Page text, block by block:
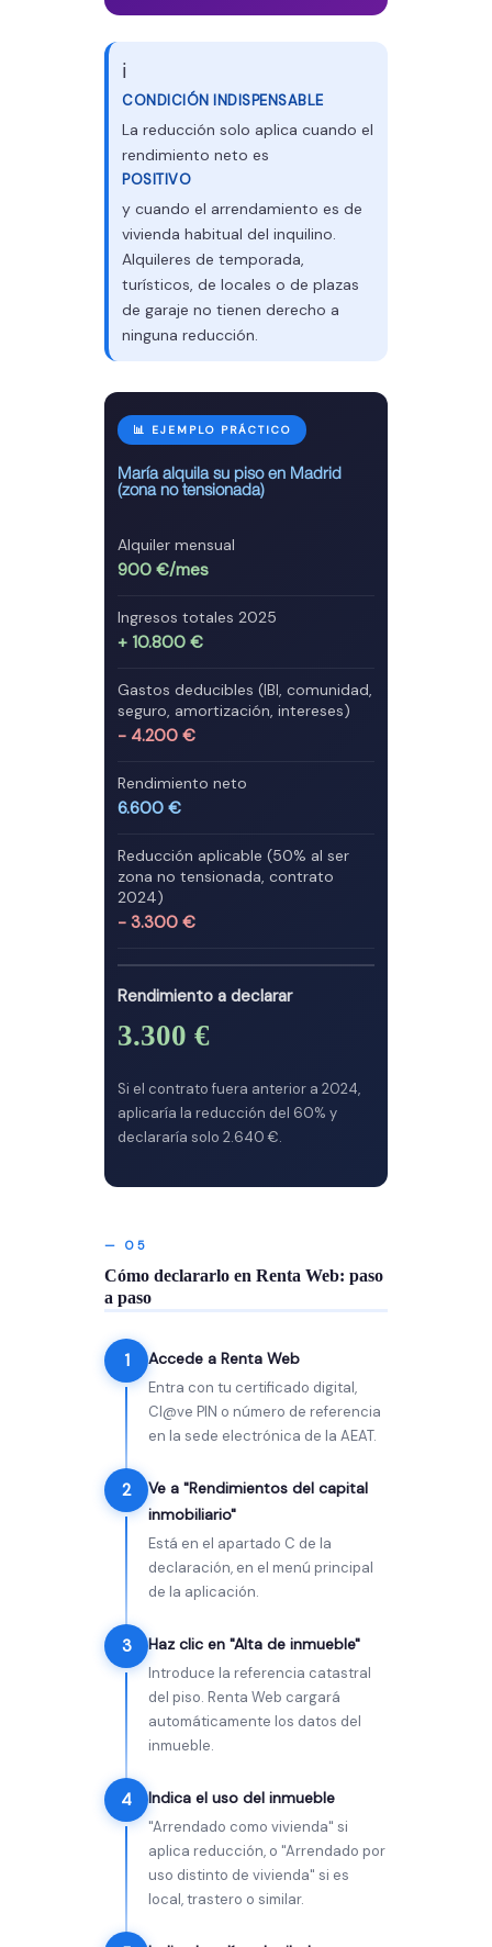
ℹ️
CONDICIÓN INDISPENSABLE
La reducción solo aplica cuando el
rendimiento neto es
POSITIVO
y cuando el arrendamiento es de
vivienda habitual del inquilino.
Alquileres de temporada,
turísticos, de locales o de plazas
de garaje no tienen derecho a
ninguna reducción.
📊 EJEMPLO PRÁCTICO
María alquila su piso en Madrid
(zona no tensionada)
Alquiler mensual
900 €/mes
Ingresos totales 2025
+ 10.800 €
Gastos deducibles (IBI, comunidad,
seguro, amortización, intereses)
- 4.200 €
Rendimiento neto
6.600 €
Reducción aplicable (50% al ser
zona no tensionada, contrato
2024)
- 3.300 €
Rendimiento a declarar
3.300 €
Si el contrato fuera anterior a 2024,
aplicaría la reducción del 60% y
declararía solo 2.640 €.
— 05
Cómo declararlo en Renta Web: paso
a paso
1 Accede a Renta Web
Entra con tu certificado digital,
Cl@ve PIN o número de referencia
en la sede electrónica de la AEAT.
2
Ve a "Rendimientos del capital
inmobiliario"
Está en el apartado C de la
declaración, en el menú principal
de la aplicación.
3 Haz clic en "Alta de inmueble"
Introduce la referencia catastral
del piso. Renta Web cargará
automáticamente los datos del
inmueble.
4 Indica el uso del inmueble
"Arrendado como vivienda" si
aplica reducción, o "Arrendado por
uso distinto de vivienda" si es
local, trastero o similar.